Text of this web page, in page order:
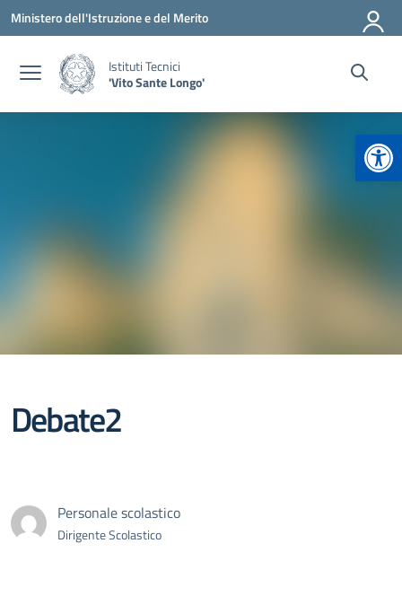
Vai ai contenuti
Vai al menu di navigazione
Vai al footer
Ministero dell'Istruzione e del Merito
Istituti Tecnici
'Vito Sante Longo'
Debate2
Personale scolastico
Dirigente Scolastico